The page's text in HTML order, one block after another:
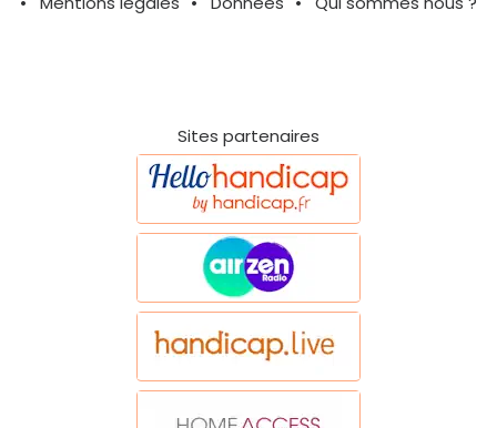
Sites partenaires